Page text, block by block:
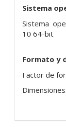
Sistema
Sistema
10 64-bit
Formato y
Factor de